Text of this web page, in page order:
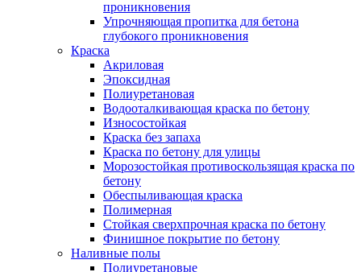
проникновения
Упрочняющая пропитка для бетона
глубокого проникновения
Краска
Акриловая
Эпоксидная
Полиуретановая
Водооталкивающая краска по бетону
Износостойкая
Краска без запаха
Краска по бетону для улицы
Морозостойкая противоскользящая краска по
бетону
Обеспыливающая краска
Полимерная
Стойкая сверхпрочная краска по бетону
Финишное покрытие по бетону
Наливные полы
Полиуретановые